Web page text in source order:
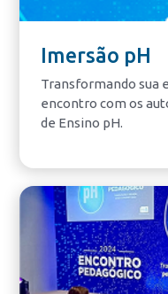
Imersão pH
Transformando sua
encontro com os
de Ensino pH.